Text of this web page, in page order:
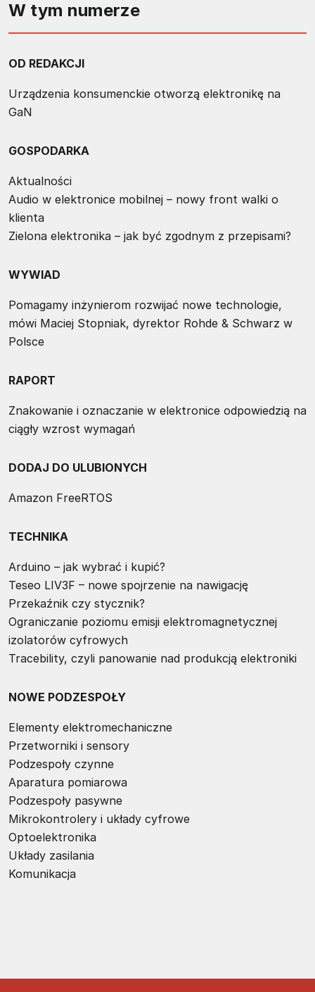
W tym numerze
OD REDAKCJI
Urządzenia konsumenckie otworzą elektronikę na
GaN
GOSPODARKA
Aktualności
Audio w elektronice mobilnej – nowy front walki o
klienta
Zielona elektronika – jak być zgodnym z przepisami?
WYWIAD
Pomagamy inżynierom rozwijać nowe technologie,
mówi Maciej Stopniak, dyrektor Rohde & Schwarz w
Polsce
RAPORT
Znakowanie i oznaczanie w elektronice odpowiedzią na
ciągły wzrost wymagań
DODAJ DO ULUBIONYCH
Amazon FreeRTOS
TECHNIKA
Arduino – jak wybrać i kupić?
Teseo LIV3F – nowe spojrzenie na nawigację
Przekaźnik czy stycznik?
Ograniczanie poziomu emisji elektromagnetycznej
izolatorów cyfrowych
Tracebility, czyli panowanie nad produkcją elektroniki
NOWE PODZESPOŁY
Elementy elektromechaniczne
Przetworniki i sensory
Podzespoły czynne
Aparatura pomiarowa
Podzespoły pasywne
Mikrokontrolery i układy cyfrowe
Optoelektronika
Układy zasilania
Komunikacja